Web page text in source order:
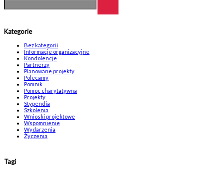
Kategorie
Bez kategorii
Informacje organizacyjne
Kondolencje
Partnerzy
Planowane projekty
Polecamy
Pomnik
Pomoc charytatywna
Projekty
Stypendia
Szkolenia
Wnioski projektowe
Wspomnienie
Wydarzenia
Życzenia
Tagi